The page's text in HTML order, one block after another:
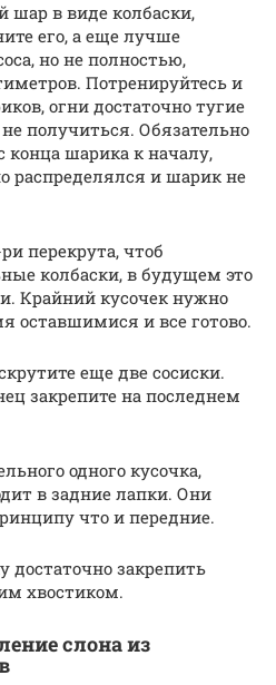
шар в виде колбаски,
его, а еще лучше
но не полностью,
Потренируйтесь и
огни достаточно тугие
получиться. Обязательно
конца шарика к началу,
распределялся и шарик не
перекрута, чтоб
колбаски, в будущем это
Крайний кусочек нужно
оставшимися и все готово.
еще две сосиски.
закрепите на последнем
одного кусочка,
в задние лапки. Они
что и передние.
достаточно закрепить
хвостиком.
слона из